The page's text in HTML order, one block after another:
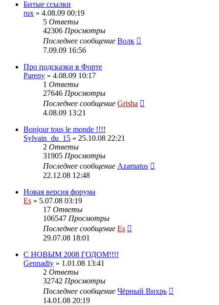
Битые ссылки
rux » 4.08.09 00:19
5 Ответы
42306 Просмотры
Последнее сообщение Волк
7.09.09 16:56
Про подсказки в Форте
Pareny » 4.08.09 10:17
1 Ответы
27646 Просмотры
Последнее сообщение Grisha
4.08.09 13:21
Bonjour tous le monde !!!!
Sylvain_du_15 » 25.10.08 22:21
2 Ответы
31905 Просмотры
Последнее сообщение Azamatus
22.12.08 12:48
Новая версия форума
Es » 5.07.08 03:19
17 Ответы
106547 Просмотры
Последнее сообщение Es
29.07.08 18:01
C НОВЫМ 2008 ГОДОМ!!!!
Gennadiy » 1.01.08 13:41
2 Ответы
32742 Просмотры
Последнее сообщение Чёрный Вихрь
14.01.08 20:19